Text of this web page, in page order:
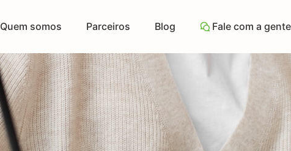
Quem somos Parceiros Blog Fale com a gente